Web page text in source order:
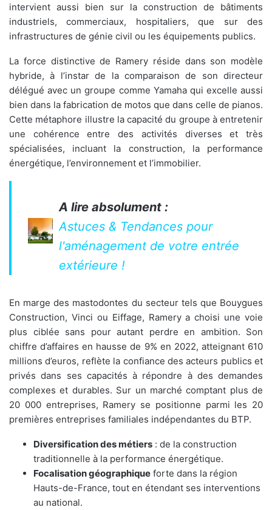
intervient aussi bien sur la construction de bâtiments
industriels, commerciaux, hospitaliers, que sur des
infrastructures de génie civil ou les équipements publics.
La force distinctive de Ramery réside dans son modèle
hybride, à l’instar de la comparaison de son directeur
délégué avec un groupe comme Yamaha qui excelle aussi
bien dans la fabrication de motos que dans celle de pianos.
Cette métaphore illustre la capacité du groupe à entretenir
une cohérence entre des activités diverses et très
spécialisées, incluant la construction, la performance
énergétique, l’environnement et l’immobilier.
A lire absolument :
Astuces & Tendances pour
l'aménagement de votre entrée
extérieure !
En marge des mastodontes du secteur tels que Bouygues
Construction, Vinci ou Eiffage, Ramery a choisi une voie
plus ciblée sans pour autant perdre en ambition. Son
chiffre d’affaires en hausse de 9% en 2022, atteignant 610
millions d’euros, reflète la confiance des acteurs publics et
privés dans ses capacités à répondre à des demandes
complexes et durables. Sur un marché comptant plus de
20 000 entreprises, Ramery se positionne parmi les 20
premières entreprises familiales indépendantes du BTP.
Diversification des métiers : de la construction
traditionnelle à la performance énergétique.
Focalisation géographique forte dans la région
Hauts-de-France, tout en étendant ses interventions
au national.